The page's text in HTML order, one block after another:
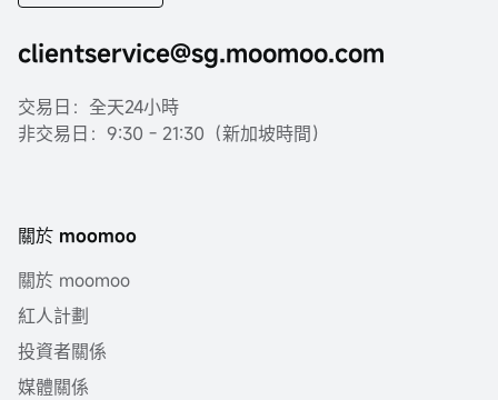
clientservice@sg.moomoo.com
交易日：全天24小時
非交易日：9:30 - 21:30（新加坡時間）
關於 moomoo
關於 moomoo
紅人計劃
投資者關係
媒體關係